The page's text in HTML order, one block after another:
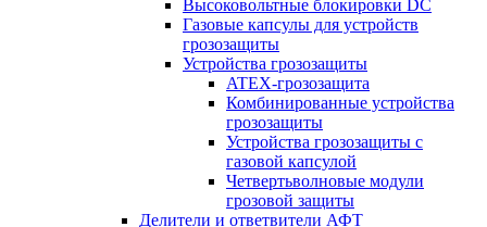
Высоковольтные блокировки DC
Газовые капсулы для устройств
грозозащиты
Устройства грозозащиты
ATEX-грозозащита
Комбинированные устройства
грозозащиты
Устройства грозозащиты с
газовой капсулой
Четвертьволновые модули
грозовой защиты
Делители и ответвители АФТ